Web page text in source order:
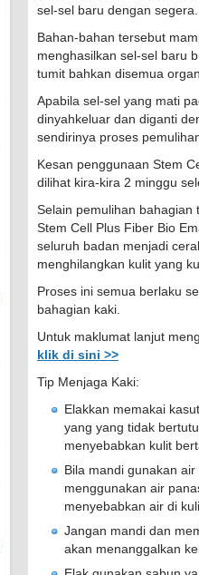
sel-sel baru dengan segera.
Bahan-bahan tersebut
menghasilkan sel-sel baru
tumit bahkan disemua
Apabila sel-sel yang mati
dinyahkeluar dan diganti
sendirinya proses
Kesan penggunaan Stem
dilihat kira-kira 2 minggu
Selain pemulihan
Stem Cell Plus Fiber Bio
seluruh badan menjadi
menghilangkan kulit yang
Proses ini semua berlaku
bahagian kaki.
Untuk maklumat lanjut
klik di sini >>
Tip Menjaga Kaki:
Elakkan memakai
yang yang tidak
menyebabkan kulit
Bila mandi gunakan
menggunakan air
menyebabkan air di
Jangan mandi dan
akan menanggalkan